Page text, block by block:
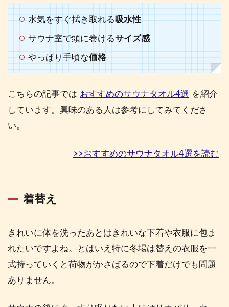
料
1.5
飲み
物
2
サウ
ナの
物・
サウ
ナハ
2.2
サウ
ット
2.3
水気をすぐ拭き取れる吸水性
サウナ室で頭に巻けるサイズ感
やっぱり手頃な価格
こちらの記事では おすすめのサウナタオル4選 を紹介
しています。興味のある人は参考にしてみてくださ
い。
>>おすすめのサウナタオル4選を読む
着替え
きれいに体を洗ったあとはきれいな下着や衣服に包ま
れたいですよね。とはいえ特に冬場は替えの衣服を一
式持っていくと荷物がかさばるので下着だけでも問題
ありません。